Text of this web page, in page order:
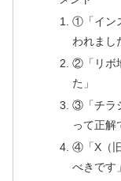
①「イン
われまし
②「リボ
た」
③「チラ
って正解
④「X（
べきです」